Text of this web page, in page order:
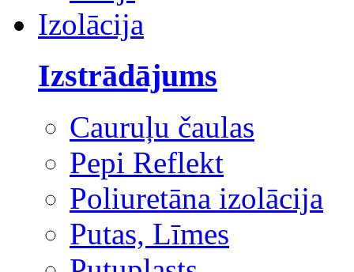
Izolācija
Izstrādājums
Cauruļu čaulas
Pepi Reflekt
Poliuretāna izolācija
Putas, Līmes